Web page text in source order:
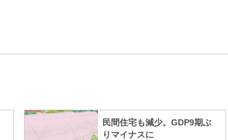
民間住宅も減少。GDP9期ぶ
りマイナスに